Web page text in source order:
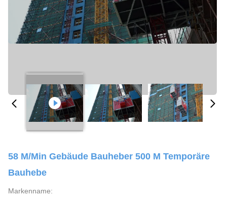
58 M/Min Gebäude Bauheber 500 M Temporäre
Bauhebe
Markenname: